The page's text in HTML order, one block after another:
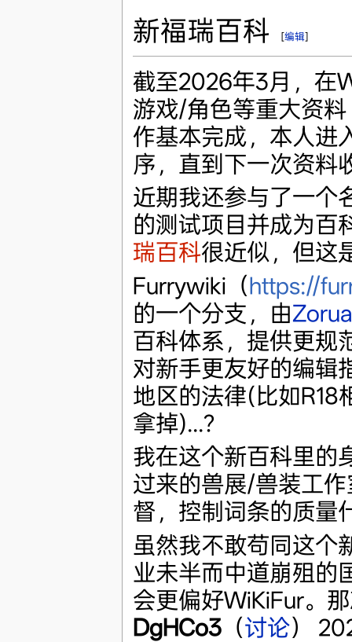
新福瑞百科 [编辑]
截至2026年3月，在
游戏/角色等重大资
作基本完成，本人进
序，直到下一次资料
近期我还参与了一个
的测试项目并成为百
瑞百科很近似，但这
Furrywiki（https://
的一个分支，由
百科体系，提供更规
对新手更友好的编辑
地区的法律(比如R18
拿掉)...?
我在这个新百科里的
过来的兽展/兽装工
督，控制词条的质量
虽然我不敢苟同这个
业未半而中道崩殂的
会更偏好WiKiFur。
DgHCo3（讨论）